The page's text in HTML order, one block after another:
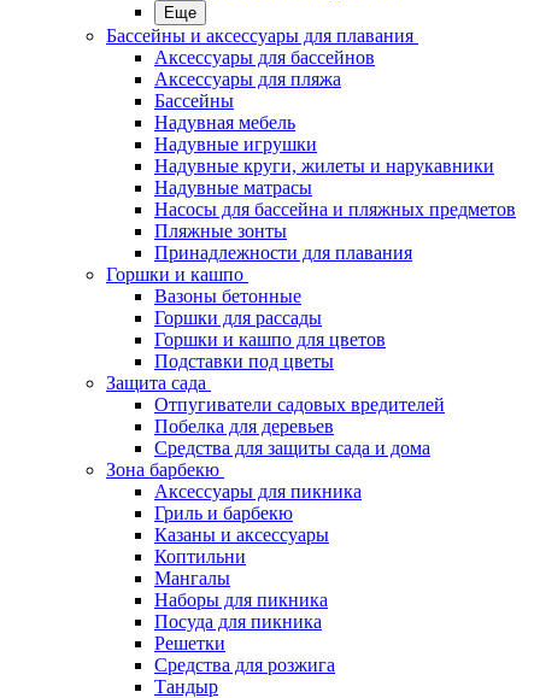
Еще
Бассейны и аксессуары для плавания
Аксессуары для бассейнов
Аксессуары для пляжа
Бассейны
Надувная мебель
Надувные игрушки
Надувные круги, жилеты и нарукавники
Надувные матрасы
Насосы для бассейна и пляжных предметов
Пляжные зонты
Принадлежности для плавания
Горшки и кашпо
Вазоны бетонные
Горшки для рассады
Горшки и кашпо для цветов
Подставки под цветы
Защита сада
Отпугиватели садовых вредителей
Побелка для деревьев
Средства для защиты сада и дома
Зона барбекю
Аксессуары для пикника
Гриль и барбекю
Казаны и аксессуары
Коптильни
Мангалы
Наборы для пикника
Посуда для пикника
Решетки
Средства для розжига
Тандыр